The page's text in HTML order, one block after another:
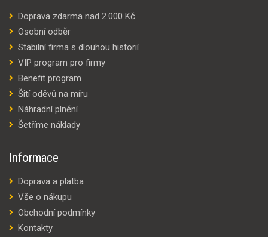
Doprava zdarma nad 2.000 Kč
Osobní odběr
Stabilní firma s dlouhou historií
VIP program pro firmy
Benefit program
Šití oděvů na míru
Náhradní plnění
Šetříme náklady
Informace
Doprava a platba
Vše o nákupu
Obchodní podmínky
Kontakty